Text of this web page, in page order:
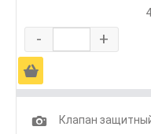
- +
Ä
1
Клапан